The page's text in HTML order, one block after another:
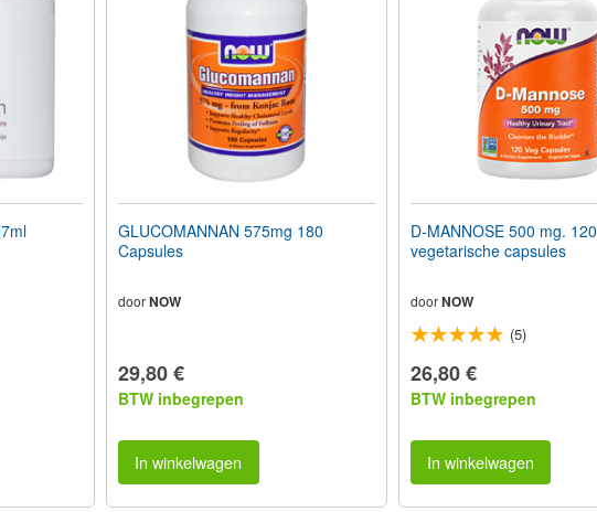
GLUCOMANNAN 575mg 180
Capsules
doorNOW
29,80 €
BTW inbegrepen
In winkelwagen
D-MANNOSE 500 mg. 120
vegetarische capsules
door NOW
(5)
26,80 €
BTW inbegrepen
In winkelwagen